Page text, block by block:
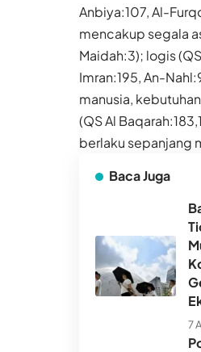
Anbiya:107, Al-
mencakup segala
Maidah:3); logis
Imran:195, An-
manusia,
(QS Al
berlaku sepanjang
Baca Juga
7